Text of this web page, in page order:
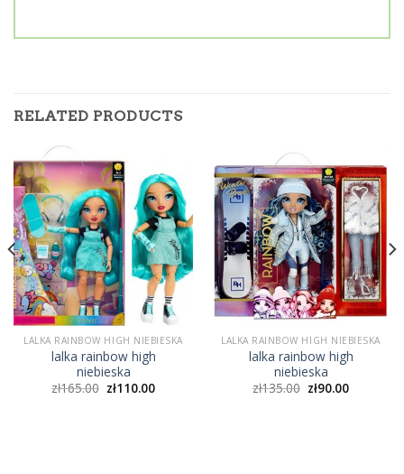
RELATED PRODUCTS
LALKA RAINBOW HIGH NIEBIESKA
lalka rainbow high
niebieska
zł165.00 zł110.00
LALKA RAINBOW HIGH NIEBIESKA
lalka rainbow high
niebieska
zł135.00 zł90.00